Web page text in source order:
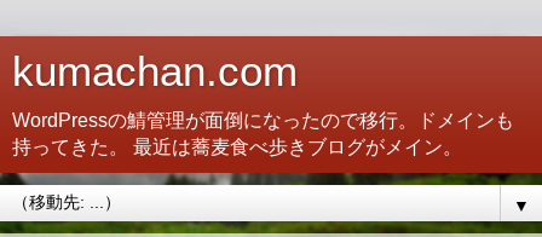
kumachan.com
WordPressの鯖管理が面倒になったので移行。ドメインも
持ってきた。 最近は蕎麦食べ歩きブログがメイン。
▼